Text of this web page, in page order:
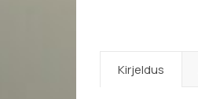
Kirjeldus